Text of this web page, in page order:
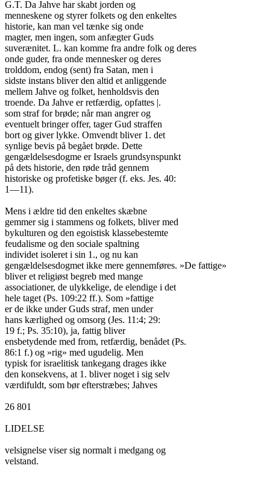
G.T. Da Jahve har skabt jorden og
menneskene og styrer folkets og den enkeltes
historie, kan man vel tænke sig onde
magter, men ingen, som anfægter Guds
suverænitet. L. kan komme fra andre folk og deres
onde guder, fra onde mennesker og deres
trolddom, endog (sent) fra Satan, men i
sidste instans bliver den altid et anliggende
mellem Jahve og folket, henholdsvis den
troende. Da Jahve er retfærdig, opfattes |.
som straf for brøde; når man angrer og
eventuelt bringer offer, tager Gud straffen
bort og giver lykke. Omvendt bliver 1. det
synlige bevis på begået brøde. Dette
gengældelsesdogme er Israels grundsynspunkt
på dets historie, den røde tråd gennem
historiske og profetiske bøger (f. eks. Jes. 40:
1—11).
Mens i ældre tid den enkeltes skæbne
gemmer sig i stammens og folkets, bliver med
bykulturen og den egoistisk klassebestemte
feudalisme og den sociale spaltning
individet isoleret i sin 1., og nu kan
gengældelsesdogmet ikke mere gennemføres. »De fattige»
bliver et religiøst begreb med mange
associationer, de ulykkelige, de elendige i det
hele taget (Ps. 109:22 ff.). Som »fattige
er de ikke under Guds straf, men under
hans kærlighed og omsorg (Jes. 11:4; 29:
19 f.; Ps. 35:10), ja, fattig bliver
ensbetydende med from, retfærdig, benådet (Ps.
86:1 f.) og »rig» med ugudelig. Men
typisk for israelitisk tankegang drages ikke
den konsekvens, at 1. bliver noget i sig selv
værdifuldt, som bør efterstræbes; Jahves
26 801
LIDELSE
velsignelse viser sig normalt i medgang og
velstand.